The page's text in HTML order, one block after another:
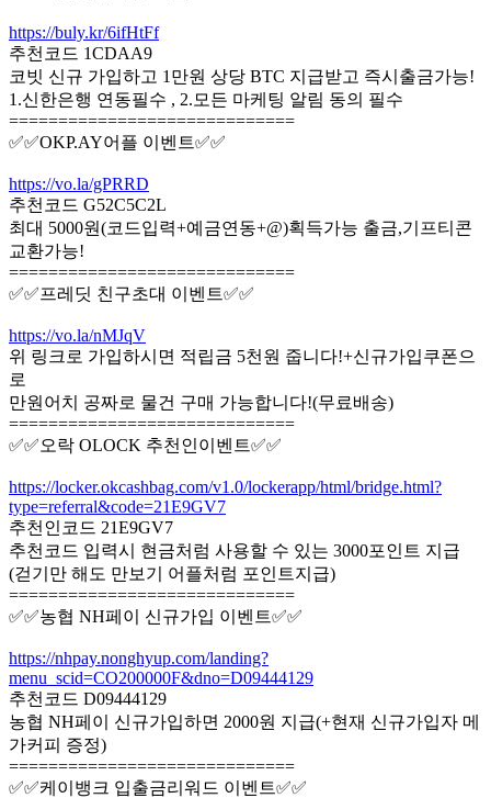
https://buly.kr/6ifHtFf
추천코드 1CDAA9
코빗 신규 가입하고 1만원 상당 BTC 지급받고 즉시출금가능!
1.신한은행 연동필수 , 2.모든 마케팅 알림 동의 필수
=============================
✅✅OKP.AY어플 이벤트✅✅
https://vo.la/gPRRD
추천코드 G52C5C2L
최대 5000원(코드입력+예금연동+@)획득가능 출금,기프티콘
교환가능!
=============================
✅✅프레딧 친구초대 이벤트✅✅
https://vo.la/nMJqV
위 링크로 가입하시면 적립금 5천원 줍니다!+신규가입쿠폰으
로
만원어치 공짜로 물건 구매 가능합니다!(무료배송)
=============================
✅✅오락 OLOCK 추천인이벤트✅✅
https://locker.okcashbag.com/v1.0/lockerapp/html/bridge.html?
type=referral&code=21E9GV7
추천인코드 21E9GV7
추천코드 입력시 현금처럼 사용할 수 있는 3000포인트 지급
(걷기만 해도 만보기 어플처럼 포인트지급)
=============================
✅✅농협 NH페이 신규가입 이벤트✅✅
https://nhpay.nonghyup.com/landing?
menu_scid=CO200000F&dno=D09444129
추천코드 D09444129
농협 NH페이 신규가입하면 2000원 지급(+현재 신규가입자 메
가커피 증정)
=============================
✅✅케이뱅크 입출금리워드 이벤트✅✅